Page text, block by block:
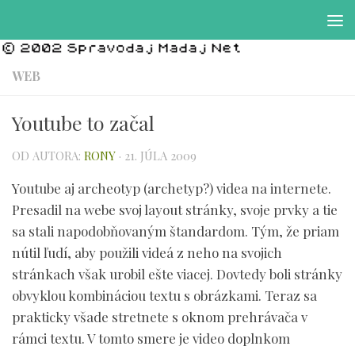
WEB
Youtube to začal
OD AUTORA: RONY · 21. JÚLA 2009
Youtube aj archeotyp (archetyp?) videa na internete.
Presadil na webe svoj layout stránky, svoje prvky a tie
sa stali napodobňovaným štandardom. Tým, že priam
nútil ľudí, aby použili videá z neho na svojich
stránkach však urobil ešte viacej. Dovtedy boli stránky
obvyklou kombináciou textu s obrázkami. Teraz sa
prakticky všade stretnete s oknom prehrávača v
rámci textu. V tomto smere je video doplnkom